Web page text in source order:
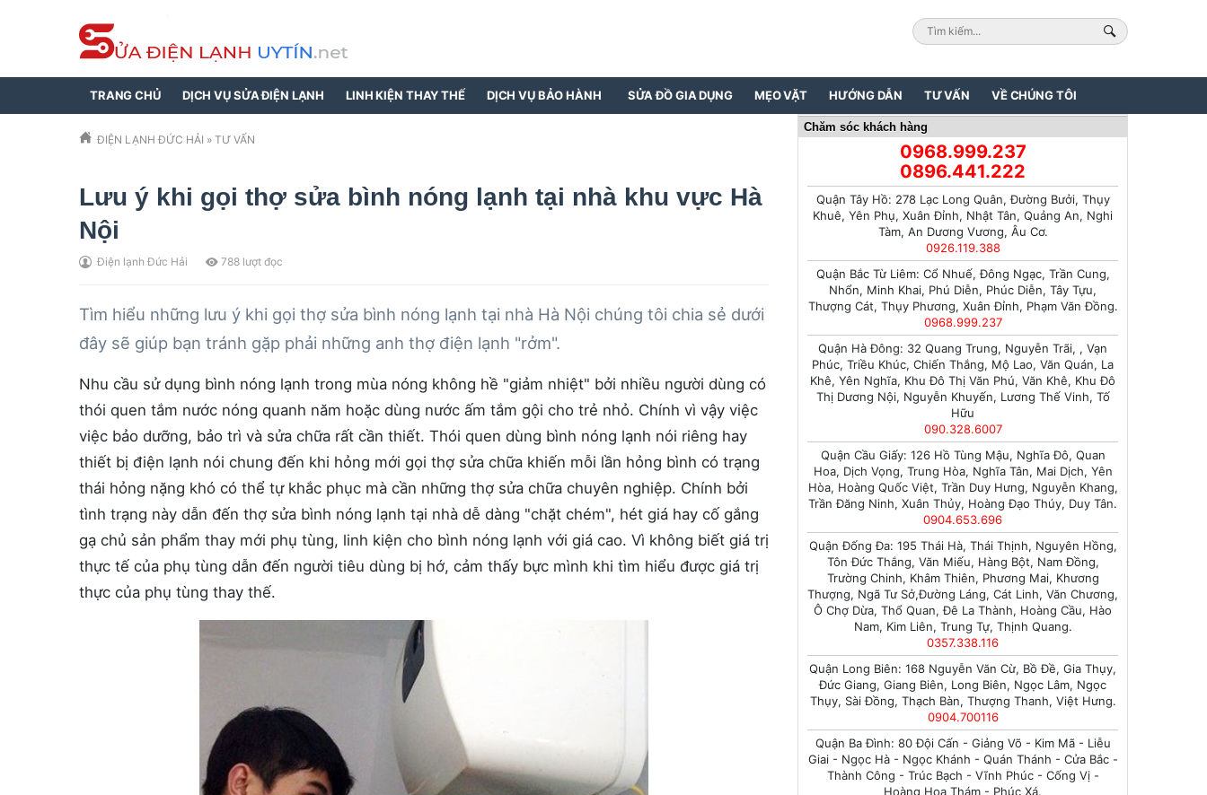
TRANG CHỦ DỊCH VỤ SỬA ĐIỆN LẠNH LINH KIỆN THAY THẾ DỊCH VỤ BẢO HÀNH SỬA ĐỒ GIA DỤNG MẸO VẶT HƯỚNG DẪN TƯ VẤN VỀ CHÚNG TÔI
ĐIỆN LẠNH ĐỨC HẢI » TƯ VẤN
Lưu ý khi gọi thợ sửa bình nóng lạnh tại nhà khu vực Hà
Nội
Điện lạnh Đức Hải 788 lượt đọc
Tìm hiểu những lưu ý khi gọi thợ sửa bình nóng lạnh tại nhà Hà Nội chúng tôi chia sẻ dưới
đây sẽ giúp bạn tránh gặp phải những anh thợ điện lạnh "rởm".
Nhu cầu sử dụng bình nóng lạnh trong mùa nóng không hề "giảm nhiệt" bởi nhiều người dùng có
thói quen tắm nước nóng quanh năm hoặc dùng nước ấm tắm gội cho trẻ nhỏ. Chính vì vậy việc
việc bảo dưỡng, bảo trì và sửa chữa rất cần thiết. Thói quen dùng bình nóng lạnh nói riêng hay
thiết bị điện lạnh nói chung đến khi hỏng mới gọi thợ sửa chữa khiến mỗi lần hỏng bình có trạng
thái hỏng nặng khó có thể tự khắc phục mà cần những thợ sửa chữa chuyên nghiệp. Chính bởi
tình trạng này dẫn đến thợ sửa bình nóng lạnh tại nhà dễ dàng "chặt chém", hét giá hay cố gắng
gạ chủ sản phẩm thay mới phụ tùng, linh kiện cho bình nóng lạnh với giá cao. Vì không biết giá trị
thực tế của phụ tùng dẫn đến người tiêu dùng bị hớ, cảm thấy bực mình khi tìm hiểu được giá trị
thực của phụ tùng thay thế.
Chăm sóc khách hàng
0968.999.237
0896.441.222
Quận Tây Hồ: 278 Lạc Long Quân, Đường Bưởi, Thụy
Khuê, Yên Phụ, Xuân Đỉnh, Nhật Tân, Quảng An, Nghi
Tàm, An Dương Vương, Âu Cơ.
0926.119.388
Quận Bắc Từ Liêm: Cổ Nhuế, Đông Ngạc, Trần Cung,
Nhổn, Minh Khai, Phú Diễn, Phúc Diễn, Tây Tựu,
Thượng Cát, Thụy Phương, Xuân Đỉnh, Phạm Văn Đồng.
0968.999.237
Quận Hà Đông: 32 Quang Trung, Nguyễn Trãi, , Vạn
Phúc, Triều Khúc, Chiến Thắng, Mộ Lao, Văn Quán, La
Khê, Yên Nghĩa, Khu Đô Thị Văn Phú, Văn Khê, Khu Đô
Thị Dương Nội, Nguyễn Khuyến, Lương Thế Vinh, Tố
Hữu
090.328.6007
Quận Cầu Giấy: 126 Hồ Tùng Mậu, Nghĩa Đô, Quan
Hoa, Dịch Vọng, Trung Hòa, Nghĩa Tân, Mai Dịch, Yên
Hòa, Hoàng Quốc Việt, Trần Duy Hưng, Nguyễn Khang,
Trần Đăng Ninh, Xuân Thủy, Hoàng Đạo Thúy, Duy Tân.
0904.653.696
Quận Đống Đa: 195 Thái Hà, Thái Thịnh, Nguyên Hồng,
Tôn Đức Thắng, Văn Miếu, Hàng Bột, Nam Đồng,
Trường Chinh, Khâm Thiên, Phương Mai, Khương
Thượng, Ngã Tư Sở,Đường Láng, Cát Linh, Văn Chương,
Ô Chợ Dừa, Thổ Quan, Đê La Thành, Hoàng Cầu, Hào
Nam, Kim Liên, Trung Tự, Thịnh Quang.
0357.338.116
Quận Long Biên: 168 Nguyễn Văn Cừ, Bồ Đề, Gia Thụy,
Đức Giang, Giang Biên, Long Biên, Ngọc Lâm, Ngọc
Thụy, Sài Đồng, Thạch Bàn, Thượng Thanh, Việt Hưng.
0904.700116
Quận Ba Đình: 80 Đội Cấn - Giảng Võ - Kim Mã - Liễu
Giai - Ngọc Hà - Ngọc Khánh - Quán Thánh - Cửa Bắc -
Thành Công - Trúc Bạch - Vĩnh Phúc - Cống Vị -
Hoàng Hoa Thám - Phúc Xá.